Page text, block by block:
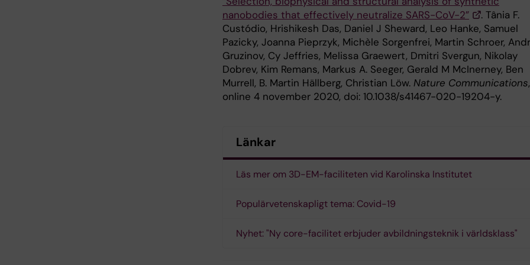
nanobodies that effectively neutralize SARS-CoV-2”
. Tânia F.
Custódio, Hrishikesh Das, Daniel J Sheward, Leo Hanke, Samuel
Pazicky, Joanna Pieprzyk, Michèle Sorgenfrei, Martin Schroer,
Gruzinov, Cy Jeffries, Melissa Graewert, Dmitri Svergun, Nikolay
Dobrev, Kim Remans, Markus A. Seeger, Gerald M McInerney, Ben
Murrell, B. Martin Hällberg, Christian Löw. Nature Communications,
online 4 november 2020, doi: 10.1038/s41467-020-19204-y.
Länkar
Läs mer om 3D-EM-faciliteten vid Karolinska Institutet
Populärvetenskapligt tema: Covid-19
Nyhet: "Ny core-facilitet erbjuder avbildningsteknik i världsklass"